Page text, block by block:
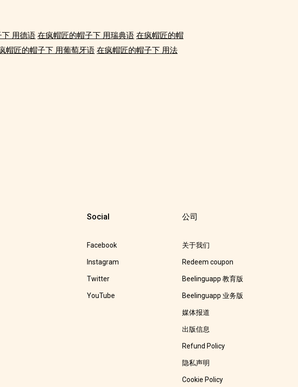
用德语 在疯帽匠的帽子下 用瑞典语 在疯帽匠的帽
帽匠的帽子下 用葡萄牙语 在疯帽匠的帽子下 用法
Social
Facebook
Instagram
Twitter
YouTube
公司
关于我们
Redeem coupon
Beelinguapp 教育版
Beelinguapp 业务版
媒体报道
出版信息
Refund Policy
隐私声明
Cookie Policy